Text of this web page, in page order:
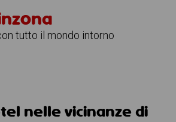
tutto il mondo intorno
nelle vicinanze di